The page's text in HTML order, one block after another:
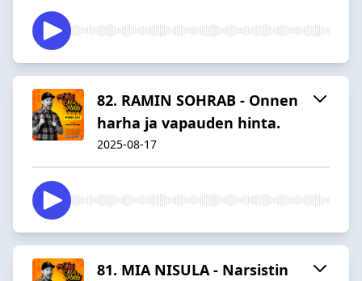
82. RAMIN SOHRAB - Onnen
harha ja vapauden hinta.
2025-08-17
81. MIA NISULA - Narsistin